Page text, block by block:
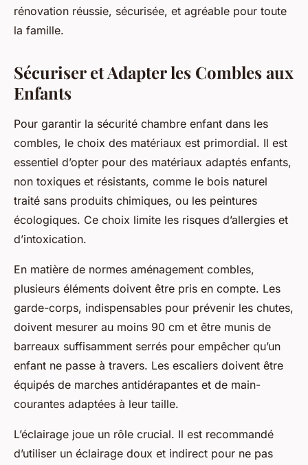
rénovation réussie, sécurisée, et agréable pour toute
la famille.
Sécuriser et Adapter les Combles aux
Enfants
Pour garantir la sécurité chambre enfant dans les
combles, le choix des matériaux est primordial. Il est
essentiel d’opter pour des matériaux adaptés enfants,
non toxiques et résistants, comme le bois naturel
traité sans produits chimiques, ou les peintures
écologiques. Ce choix limite les risques d’allergies et
d’intoxication.
En matière de normes aménagement combles,
plusieurs éléments doivent être pris en compte. Les
garde-corps, indispensables pour prévenir les chutes,
doivent mesurer au moins 90 cm et être munis de
barreaux suffisamment serrés pour empêcher qu’un
enfant ne passe à travers. Les escaliers doivent être
équipés de marches antidérapantes et de main-
courantes adaptées à leur taille.
L’éclairage joue un rôle crucial. Il est recommandé
d’utiliser un éclairage doux et indirect pour ne pas